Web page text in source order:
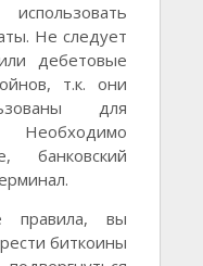
Не следует
дебетовые
т.к. они
для
банковский
правила, вы
биткоины